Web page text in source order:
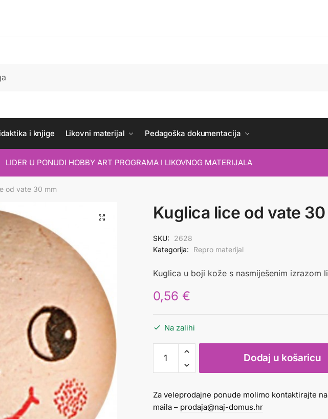
i knjige Likovni materijal Pedagoška dokumentacija
LIDER U PONUDI HOBBY ART PROGRAMA I LIKOVNOG MATERIJALA
od vate 30 mm
Kuglica lice od vate
SKU:
2628
Kategorija:
Repro materijal
Kuglica u boji kože s nasmiješenim izrazom
0,56 €
Na zalihi
lice
od
30
mm
Dodaj u košaricu
Za veleprodajne ponude molimo kontaktirajte
maila – prodaja@naj-domus.hr